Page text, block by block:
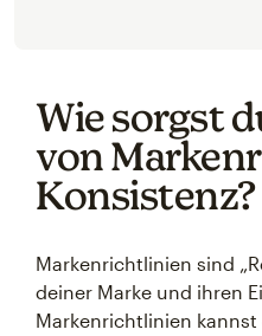
Wie sorgst
von
Konsistenz?
Markenrichtlinien sind
deiner Marke und ihren
Markenrichtlinien